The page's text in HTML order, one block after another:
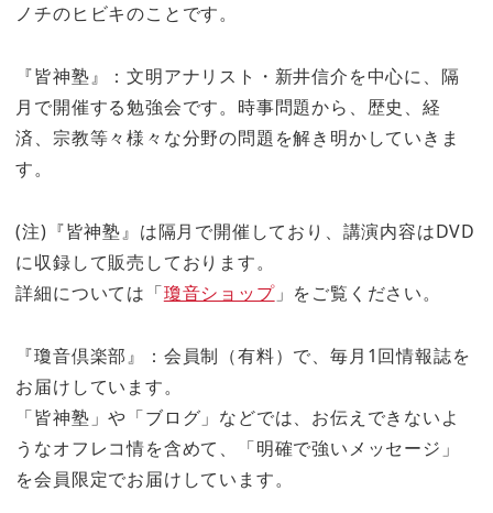
ノチのヒビキのことです。
『皆神塾』：文明アナリスト・新井信介を中心に、隔
月で開催する勉強会です。時事問題から、歴史、経
済、宗教等々様々な分野の問題を解き明かしていきま
す。
(注)『皆神塾』は隔月で開催しており、講演内容はDVD
に収録して販売しております。
詳細については「瓊音ショップ」をご覧ください。
『瓊音倶楽部』：会員制（有料）で、毎月1回情報誌を
お届けしています。
「皆神塾」や「ブログ」などでは、お伝えできないよ
うなオフレコ情を含めて、「明確で強いメッセージ」
を会員限定でお届けしています。